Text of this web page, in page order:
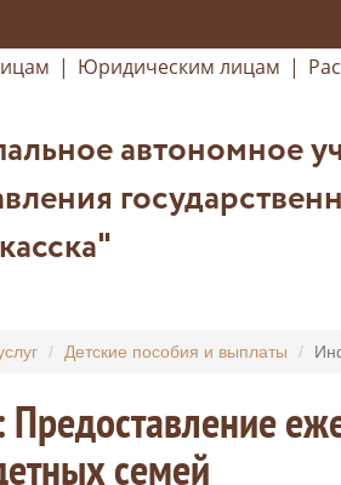
| Юридическим лицам |
автономное
Детские пособия и выплаты
Предоставление
семей